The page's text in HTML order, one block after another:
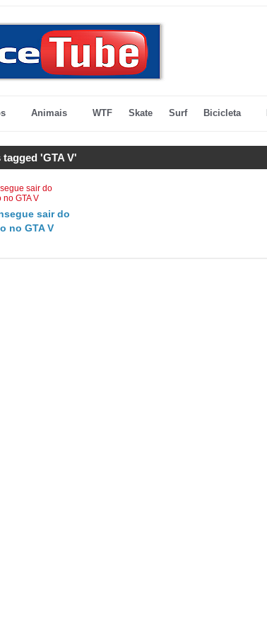
Animais WTF Skate Surf Bicicleta
tagged 'GTA V'
sair do
no GTA V